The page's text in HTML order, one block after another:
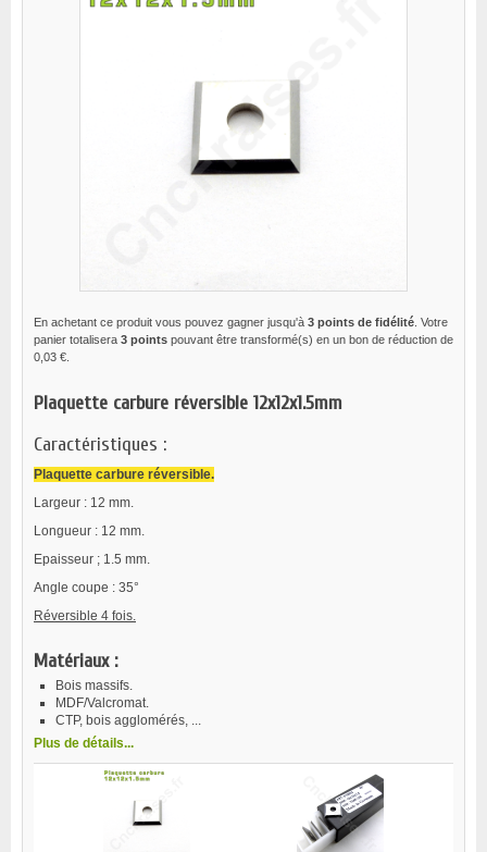
En achetant ce produit vous pouvez gagner jusqu'à 3 points de fidélité . Votre
panier totalisera 3 points pouvant être transformé(s) en un bon de réduction de
0,03 €
Plaquette carbure réversible 12x12x1.5mm
Caractéristiques :
Plaquette carbure réversible.
Largeur : 12 mm.
Longueur : 12 mm.
Epaisseur ; 1.5 mm.
Angle coupe : 35°
Réversible 4 fois.
Matériaux :
Bois massifs.
MDF/Valcromat.
CTP, bois agglomérés, ...
Plus de détails...